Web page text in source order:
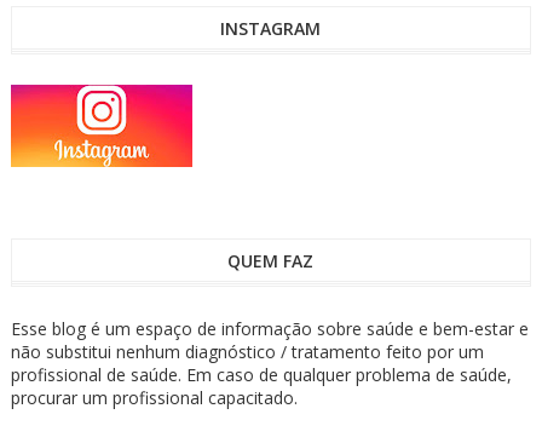
INSTAGRAM
QUEM FAZ
Esse blog é um espaço de informação sobre saúde e bem-estar e
não substitui nenhum diagnóstico / tratamento feito por um
profissional de saúde. Em caso de qualquer problema de saúde,
procurar um profissional capacitado.